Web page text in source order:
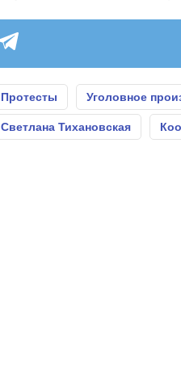
Протесты Уголовное
Светлана Тихановская